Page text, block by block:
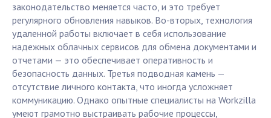
законодательство меняется часто, и это требует
регулярного обновления навыков. Во-вторых, технология
удаленной работы включает в себя использование
надежных облачных сервисов для обмена документами и
отчетами — это обеспечивает оперативность и
безопасность данных. Третья подводная камень —
отсутствие личного контакта, что иногда усложняет
коммуникацию. Однако опытные специалисты на Workzilla
умеют грамотно выстраивать рабочие процессы,